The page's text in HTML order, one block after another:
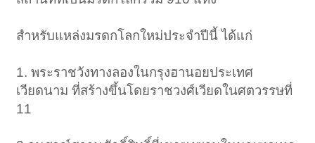
สำหรับแหล่งมรดกโลกใหม่ประจำปีนี้ ได้แก่
1. พระราชวังทางลองในกรุงฮานอยประเทศ
เวียดนาม ที่สร้างขึ้นโดยราชวงศ์เวียดในศตวรรษที่
11